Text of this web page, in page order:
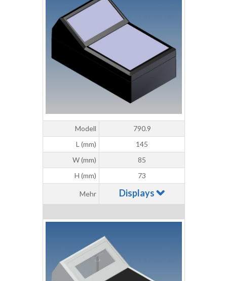
Modell
790.9
L (mm)
145
W (mm)
85
H (mm)
73
Mehr Displays